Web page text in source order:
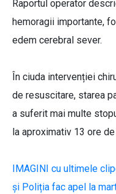
Raportul operator
hemoragii importante,
edem cerebral sever.
În ciuda intervenției
de resuscitare, starea
a suferit mai multe
la aproximativ 13 ore
IMAGINI cu ultimele
și Poliția fac apel la